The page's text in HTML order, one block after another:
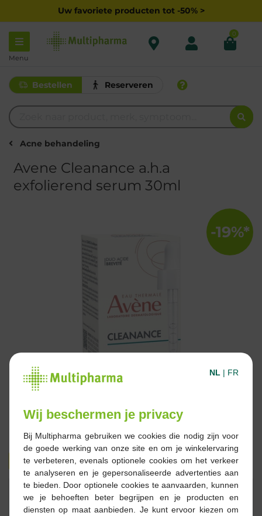
Uw favoriete producten tot -50% >
Menu
0
Bestellen Reserveren
Acne behandeling
Avene Cleanance a.h.a
exfolierend serum 30ml
-19%*
€ 33,99 € 42,00
Bestellen Reserveren
NL | FR
Wij beschermen je privacy
Bij Multipharma gebruiken we cookies die nodig zijn voor
de goede werking van onze site en om je winkelervaring
te verbeteren, evenals optionele cookies om het verkeer
te analyseren en je gepersonaliseerde advertenties aan
te bieden. Door optionele cookies te aanvaarden, kunnen
we je behoeften beter begrijpen en je producten en
diensten op maat aanbieden. Je kunt ervoor kiezen om